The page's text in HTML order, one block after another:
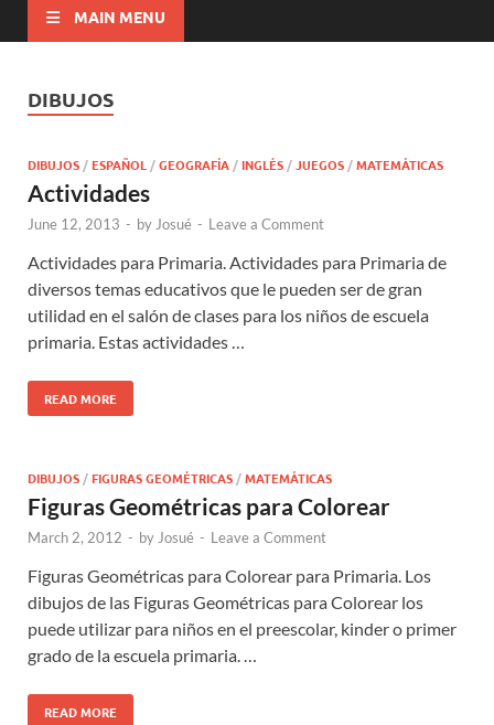
MAIN MENU
DIBUJOS
DIBUJOS /ESPAÑOL /GEOGRAFÍA /INGLÉS /JUEGOS /MATEMÁTICAS
Actividades
June 12, 2013 - by Josué - Leave a Comment
Actividades para Primaria. Actividades para Primaria de
diversos temas educativos que le pueden ser de gran
utilidad en el salón de clases para los niños de escuela
primaria. Estas actividades …
READ MORE
DIBUJOS /FIGURAS GEOMÉTRICAS /MATEMÁTICAS
Figuras Geométricas para Colorear
March 2, 2012 - by Josué - Leave a Comment
Figuras Geométricas para Colorear para Primaria. Los
dibujos de las Figuras Geométricas para Colorear los
puede utilizar para niños en el preescolar, kinder o primer
grado de la escuela primaria. …
READ MORE